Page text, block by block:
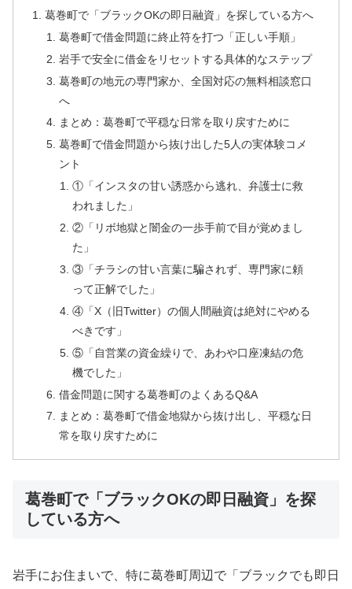
葛巻町で「ブラックOKの即日融資」を探している方へ
葛巻町で借金問題に終止符を打つ「正しい手順」
岩手で安全に借金をリセットする具体的なステップ
葛巻町の地元の専門家か、全国対応の無料相談窓口
へ
まとめ：葛巻町で平穏な日常を取り戻すために
葛巻町で借金問題から抜け出した5人の実体験コメ
ント
①「インスタの甘い誘惑から逃れ、弁護士に救
われました」
②「リボ地獄と闇金の一歩手前で目が覚めまし
た」
③「チラシの甘い言葉に騙されず、専門家に頼
って正解でした」
④「X（旧Twitter）の個人間融資は絶対にやめる
べきです」
⑤「自営業の資金繰りで、あわや口座凍結の危
機でした」
借金問題に関する葛巻町のよくあるQ&A
まとめ：葛巻町で借金地獄から抜け出し、平穏な日
常を取り戻すために
葛巻町で「ブラックOKの即日融資」を探
している方へ
岩手にお住まいで、特に葛巻町周辺で「ブラックでも即日